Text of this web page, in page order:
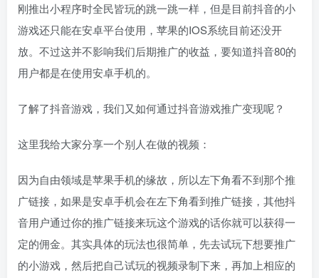
刚推出小程序时全民皆玩的跳一跳一样，但是目前抖音的小
游戏还只能在安卓平台使用，苹果的IOS系统目前还没开
放。不过这并不影响我们后期推广的收益，要知道抖音80的
用户都是在使用安卓手机的。
了解了抖音游戏，我们又如何通过抖音游戏推广变现呢？
这里我给大家分享一个别人在做的视频：
因为自由领域是苹果手机的缘故，所以左下角看不到那个推
广链接，如果是安卓手机会在左下角看到推广链接，其他抖
音用户通过你的推广链接来玩这个游戏的话你就可以获得一
定的佣金。其实具体的玩法也很简单，先去试玩下想要推广
的小游戏，然后把自己试玩的视频录制下来，再加上相应的